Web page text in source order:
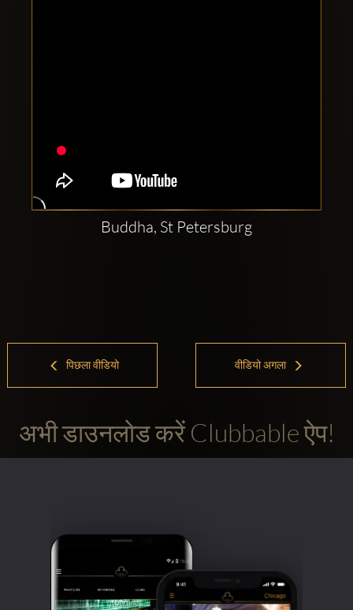
Buddha, St Petersburg
पिछला वीडियो वीडियो अगला
अभी डाउनलोड करें Clubbable ऐप!